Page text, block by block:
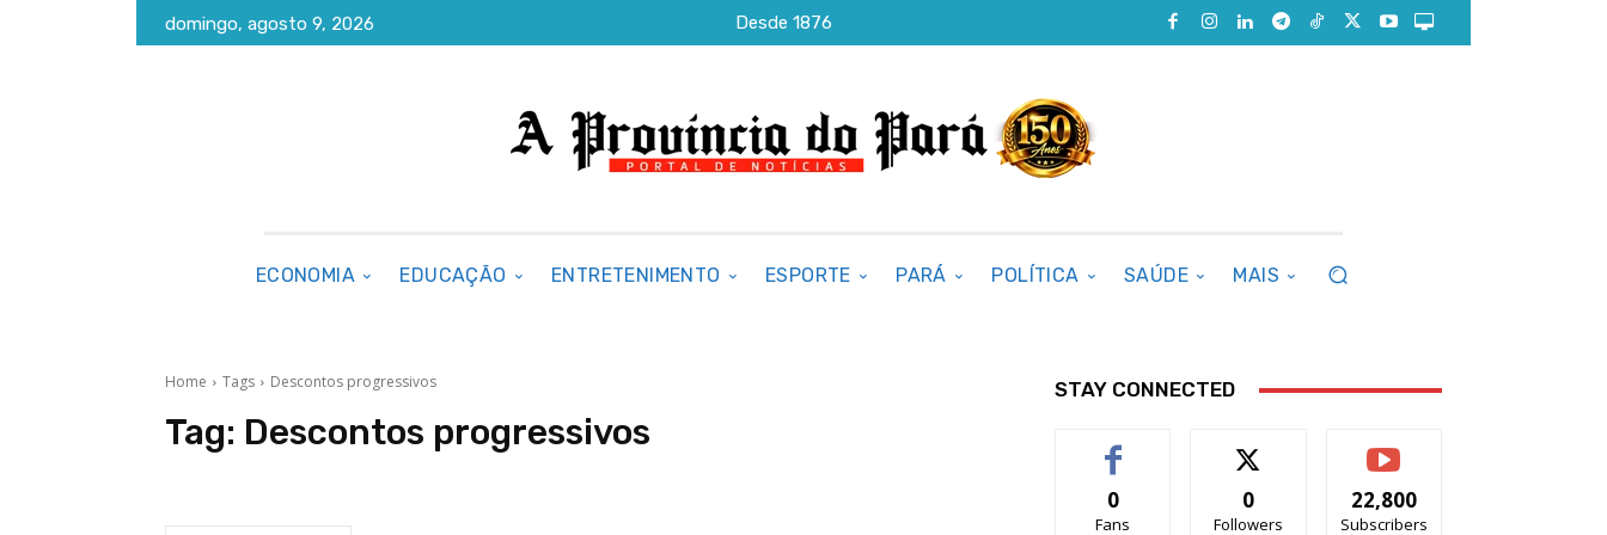
domingo, agosto 9, 2026 Desde 1876
ECONOMIA EDUCAÇÃO ENTRETENIMENTO ESPORTE PARÁ POLÍTICA SAÚDE MAIS
Home Tags Descontos progressivos
Tag: Descontos progressivos
STAY CONNECTED
0
Fans
0
Followers
22,800
Subscribers